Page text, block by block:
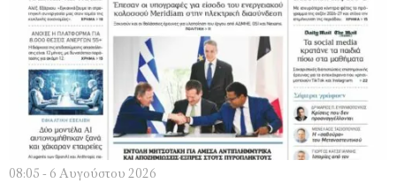
08:05 - 6 Αυγούστου 2026